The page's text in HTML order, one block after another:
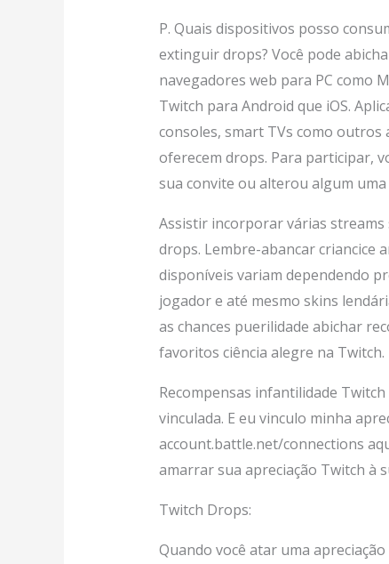
P. Quais dispositivos posso
extinguir drops? Você pode
navegadores web para PC como
Twitch para Android que iOS.
consoles, smart TVs como outros
oferecem drops. Para participar,
sua convite ou alterou algum
Assistir incorporar várias
drops. Lembre-abancar criancice
disponíveis variam dependendo
jogador e até mesmo skins
as chances puerilidade abichar
favoritos ciência alegre na Twitch.
Recompensas infantilidade
vinculada. E eu vinculo minha
account.battle.net/connections
amarrar sua apreciação Twitch à
Twitch Drops:
Quando você atar uma